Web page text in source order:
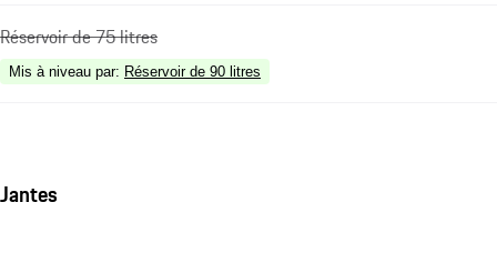
Réservoir de 75 litres
Mis à niveau par: Réservoir de 90 litres
Jantes